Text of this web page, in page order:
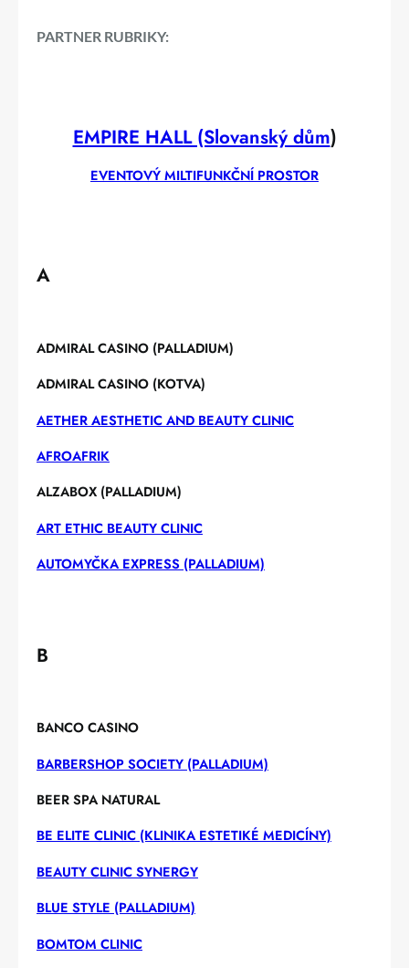
PARTNER RUBRIKY:
EMPIRE HALL (Slovanský dům)
EVENTOVÝ MILTIFUNKČNÍ PROSTOR
A
ADMIRAL CASINO (PALLADIUM)
ADMIRAL CASINO (KOTVA)
AETHER AESTHETIC AND BEAUTY CLINIC
AFROAFRIK
ALZABOX (PALLADIUM)
ART ETHIC BEAUTY CLINIC
AUTOMYČKA EXPRESS (PALLADIUM)
B
BANCO CASINO
BARBERSHOP SOCIETY (PALLADIUM)
BEER SPA NATURAL
BE ELITE CLINIC (KLINIKA ESTETIKÉ MEDICÍNY)
BEAUTY CLINIC SYNERGY
BLUE STYLE (PALLADIUM)
BOMTOM CLINIC